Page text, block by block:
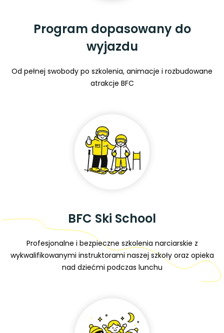
Program dopasowany do
wyjazdu
Od pełnej swobody po szkolenia, animacje i rozbudowane
atrakcje BFC
BFC Ski School
Profesjonalne i bezpieczne szkolenia narciarskie z
wykwalifikowanymi instruktorami naszej szkoły oraz opieka
nad dziećmi podczas lunchu